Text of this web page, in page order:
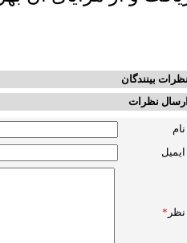
بینندگان
نظرات
نام
ایمیل
نظر *